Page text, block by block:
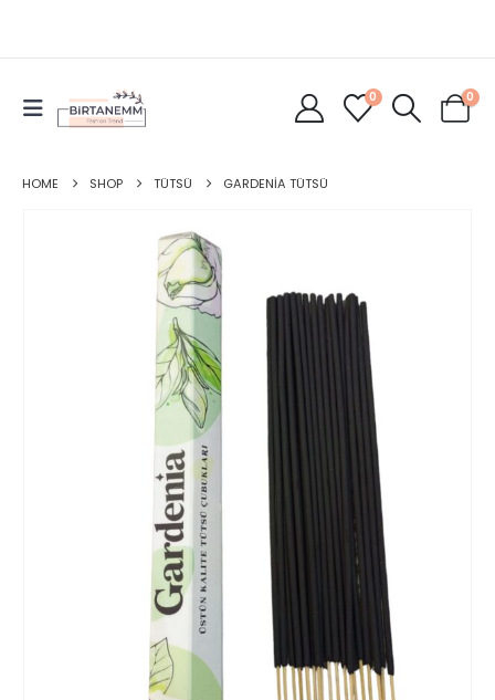
0 0
HOME SHOP TÜTSÜ GARDENIA TÜTSÜ